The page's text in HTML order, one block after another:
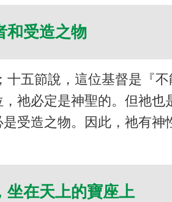
和受造之物
五節說，這位基督是『
祂必定是神聖的。但祂
受造之物。因此，祂有
坐在天上的寶座上